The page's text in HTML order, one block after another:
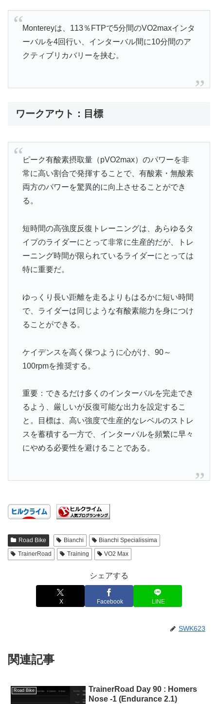
Montereyは、113％FTPで5分間のVO2maxインタ
ーバルを4回行い、インターバル間に10分間のア
クティブリカバリーを挟む。
ワークアウト：目標
ピーク有酸素摂取量（pVO2max）のパワーを非
常に高い割合で発揮することで、有酸素・無酸素
両方のパワーを驚異的に向上させることができ
る。
短時間の高強度反復トレーニングは、あらゆるタ
イプのライダーにとって非常に生産的だが、トレ
ーニング時間が限られているライダーにとっては
特に重要だ。
ゆっくり長い距離を走るよりもはるかに短い時間
で、ライダーは同じような有酸素能力を身につけ
ることができる。
ケイデンスを高く保つように心がけ、90～
100rpmを推奨する。
重要：できるだけ多くのインターバルを完走でき
るよう、厳しいが反復可能な出力を設定するこ
と。目標は、高い強度で生産的なレベルのストレ
スを蓄積する一方で、インターバルを頻繁に早々
にやめる必要性を避けることである。
Road Bike Bianchi
Bianchi Specialissima
TrainerRoad
Training VO2 Max
シェアする
X Facebook LINE
SWK623
関連記事
Road Bike
TrainerRoad Day 90 : Homers
Nose -1 (Endurance 2.1)